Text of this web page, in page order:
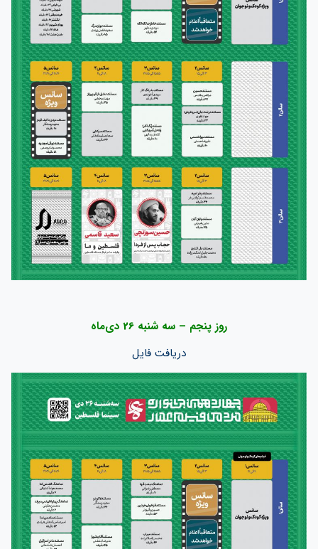
روز پنجم – سه شنبه 26 دی‌ماه
دریافت فایل